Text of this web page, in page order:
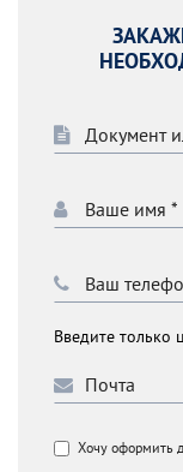
Введите
Хочу оформить